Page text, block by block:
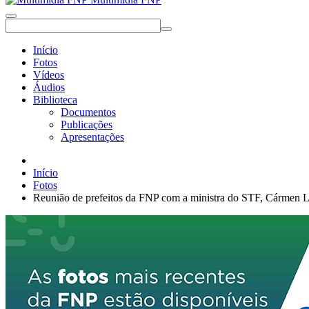
Início
Fotos
Vídeos
Áudios
Biblioteca
Documentos
Publicações
Apresentações
Início
Fotos
Reunião de prefeitos da FNP com a ministra do STF, Cármen